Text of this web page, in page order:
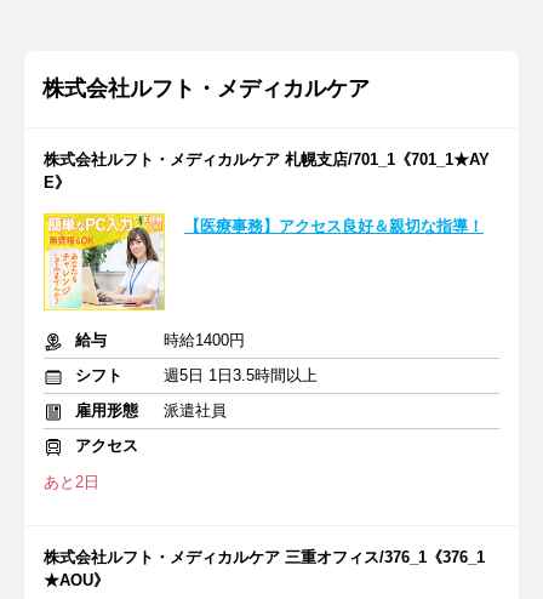
株式会社ルフト・メディカルケア
株式会社ルフト・メディカルケア 札幌支店/701_1《701_1★AY
E》
【医療事務】アクセス良好＆親切な指導！
給与
時給1400円
シフト
週5日 1日3.5時間以上
雇用形態
派遣社員
アクセス
あと2日
株式会社ルフト・メディカルケア 三重オフィス/376_1《376_1
★AOU》